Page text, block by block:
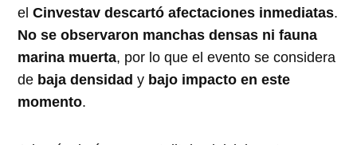
elCinvestav descartó afectaciones inmediatas.
No se observaron manchas densas ni fauna
marina muerta, por lo que el evento se considera
de baja densidad y bajo impacto en este
momento.